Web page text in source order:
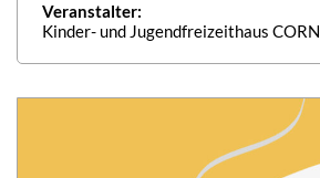
Veranstalter:
Kinder- und Jugendfreizeithaus CORN